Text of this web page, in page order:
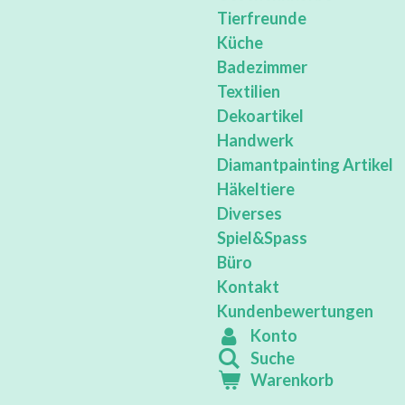
Tierfreunde
Küche
Badezimmer
Textilien
Dekoartikel
Handwerk
Diamantpainting Artikel
Häkeltiere
Diverses
Spiel&Spass
Büro
Kontakt
Kundenbewertungen
Konto
Suche
Warenkorb